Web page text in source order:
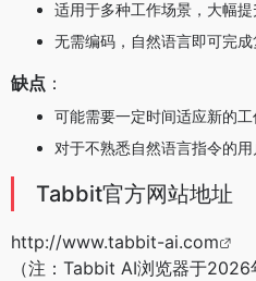
适用于多种工作场景，大幅
无需编码，自然语言即可完
缺点 ：
可能需要一定时间适应新的
对于不熟悉自然语言指令的
Tabbit官方网站地址
http://www.tabbit-ai.com
（注：Tabbit AI浏览器于